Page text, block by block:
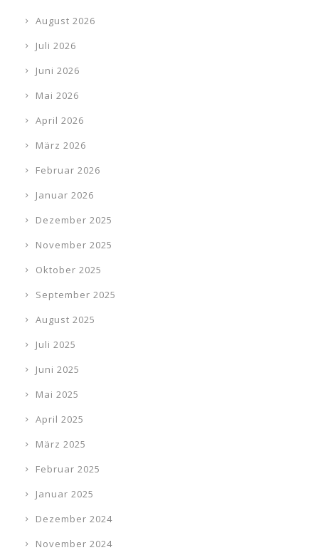
August 2026
Juli 2026
Juni 2026
Mai 2026
April 2026
März 2026
Februar 2026
Januar 2026
Dezember 2025
November 2025
Oktober 2025
September 2025
August 2025
Juli 2025
Juni 2025
Mai 2025
April 2025
März 2025
Februar 2025
Januar 2025
Dezember 2024
November 2024